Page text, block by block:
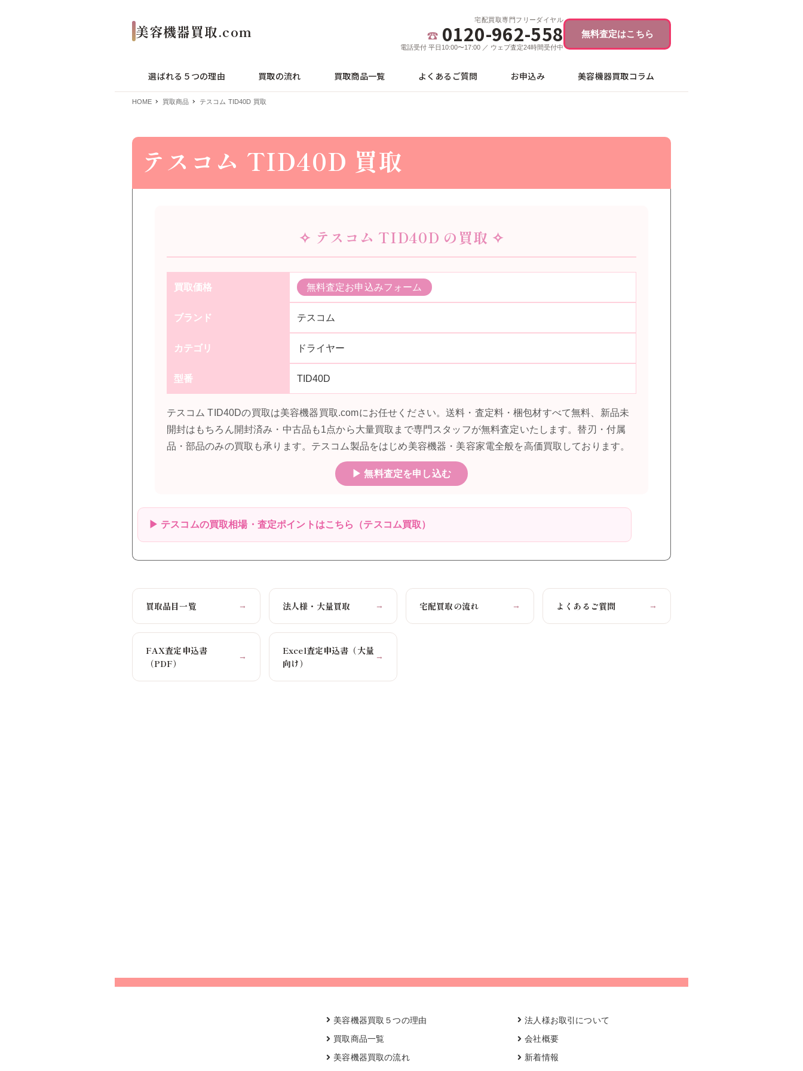
宅配買取専門フリーダイヤル
0120-962-558
電話受付 平日10:00〜17:00 ／ ウェブ査定24時間受付中
無料査定はこちら
選ばれる５つの理由 買取の流れ 買取商品一覧 よくあるご質問 お申込み 美容機器買取コラム
HOME 買取商品 テスコム TID40D 買取
テスコム TID40D 買取
✧ テスコム TID40D の買取 ✧
買取価格 無料査定お申込みフォーム
ブランド テスコム
カテゴリ ドライヤー
型番 TID40D
テスコム TID40Dの買取は美容機器買取.comにお任せください。送料・査定料・梱包材すべて無料、新品未
開封はもちろん開封済み・中古品も1点から大量買取まで専門スタッフが無料査定いたします。替刃・付属
品・部品のみの買取も承ります。テスコム製品をはじめ美容機器・美容家電全般を高価買取しております。
▶ 無料査定を申し込む
▶ テスコムの買取相場・査定ポイントはこちら（テスコム買取）
買取品目一覧 → 法人様・大量買取 → 宅配買取の流れ → よくあるご質問 →
FAX査定申込書
（PDF）
→
Excel査定申込書（大量
向け）
→
美容機器買取５つの理由
買取商品一覧
美容機器買取の流れ
法人様お取引について
会社概要
新着情報